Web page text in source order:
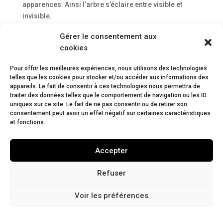
Gérer le consentement aux
cookies
Pour offrir les meilleures expériences, nous utilisons des technologies
telles que les cookies pour stocker et/ou accéder aux informations des
appareils. Le fait de consentir à ces technologies nous permettra de
traiter des données telles que le comportement de navigation ou les ID
uniques sur ce site. Le fait de ne pas consentir ou de retirer son
consentement peut avoir un effet négatif sur certaines caractéristiques
et fonctions.
Accepter
Refuser
Voir les préférences
apparences. Ainsi l’arbre s’éclaire entre visible et
invisible.
professeur et chercheur en sciences du bois à la Haute
école spécialisée bernoise, chargé de cours à l’École
polytechnique fédérale de Zurich.
Parution : « L’arbre entre visible et invisible » chez Actes
Sud